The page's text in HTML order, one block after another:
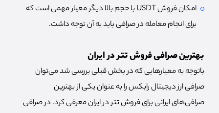
امکان فروش USDT با حجم بالا دیگر معیار مهمی است که
برای انجام معامله در صرافی باید به آن توجه داشت.
بهترین صرافی فروش تتر در ایران
باتوجه به معیارهایی که در بخش قبلی بررسی شد می‌توان
صرافی ارز دیجیتال رابکس را به عنوان یکی از بهترین
صرافی‌های ایرانی برای فروش تتر در ایران معرفی کرد. در صرافی